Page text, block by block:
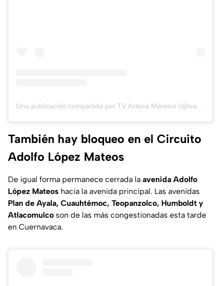
Una publicación compartida por TV Azteca Morelos (@tvazteca_morelos)
También hay bloqueo en el Circuito
Adolfo López Mateos
De igual forma permanece cerrada la avenida Adolfo
López Mateos hacia la avenida principal. Las avenidas
Plan de Ayala, Cuauhtémoc, Teopanzolco, Humboldt y
Atlacomulco son de las más congestionadas esta tarde
en Cuernavaca.